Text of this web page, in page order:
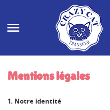
Mentions légales
1. Notre identité